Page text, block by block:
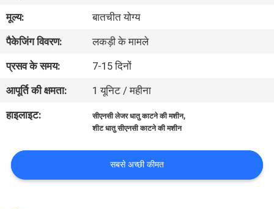
कारखाना
भ्रमण
गुणवत्ता
नियंत्रण
संपर्क
करें
मूल्य:
बातचीत योग्य
पैकेजिंग विवरण:
लकड़ी के मामले
प्रसव के समय:
7-15 दिनों
आपूर्ति की क्षमता:
1 यूनिट / महीना
हाइलाइट:
सीएनसी लेजर धातु काटने की मशीन,
शीट धातु सीएनसी काटने की मशीन
सबसे अच्छी कीमत